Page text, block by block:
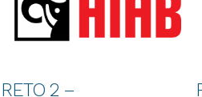
RETO 2 –